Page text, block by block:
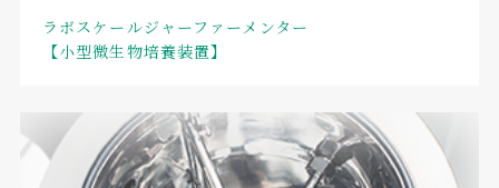
ラボスケールジャーファーメンター
【小型微生物培養装置】